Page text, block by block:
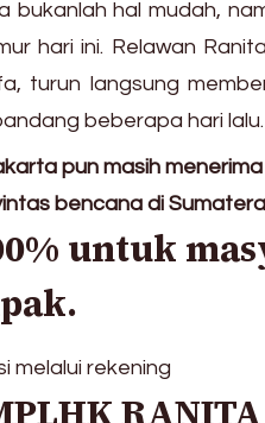
bukanlah hal mudah,
hari ini. Relawan
turun langsung
beberapa hari lalu.
pun masih
bencana di
untuk
melalui rekening